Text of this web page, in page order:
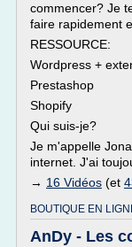
commencer? Je
faire rapidement
RESSOURCE:
Wordpress +
Prestashop
Shopify
Qui suis-je?
Je m'appelle
internet. J'ai
→ 16 Vidéos (et
BOUTIQUE EN
AnDy - Les